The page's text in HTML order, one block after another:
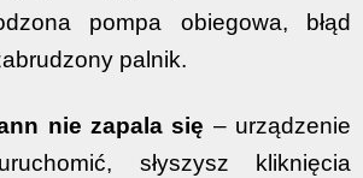
pompa obiegowa, błąd
palnik.
nie zapala się – urządzenie
słyszysz kliknięcia